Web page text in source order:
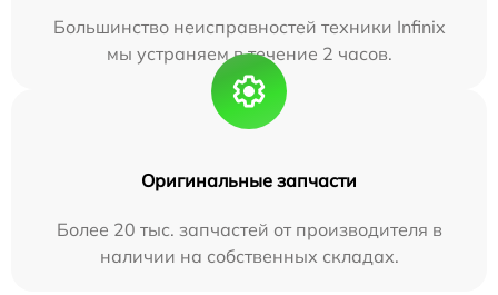
Большинство неисправностей техники Infinix
мы устраняем в течение 2 часов.
Оригинальные запчасти
Более 20 тыс. запчастей от производителя в
наличии на собственных складах.